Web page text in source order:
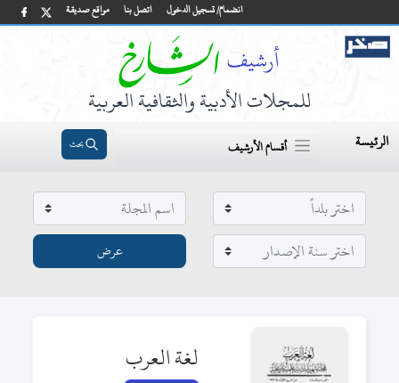
مواقع صديقة اتصل بنا انضمام/ تسجيل الدخول
للمجلات الأدبية والثقافية العربية
الرئيسة أقسام الأرشيف بحث
لغة العرب